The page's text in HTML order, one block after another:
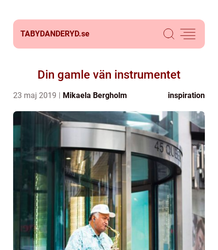
TABYDANDERYD.se
Din gamle vän instrumentet
23 maj 2019 Mikaela Bergholm inspiration